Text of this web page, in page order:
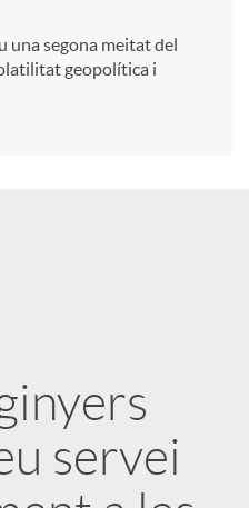
una segona meitat del
geopolítica i
servei